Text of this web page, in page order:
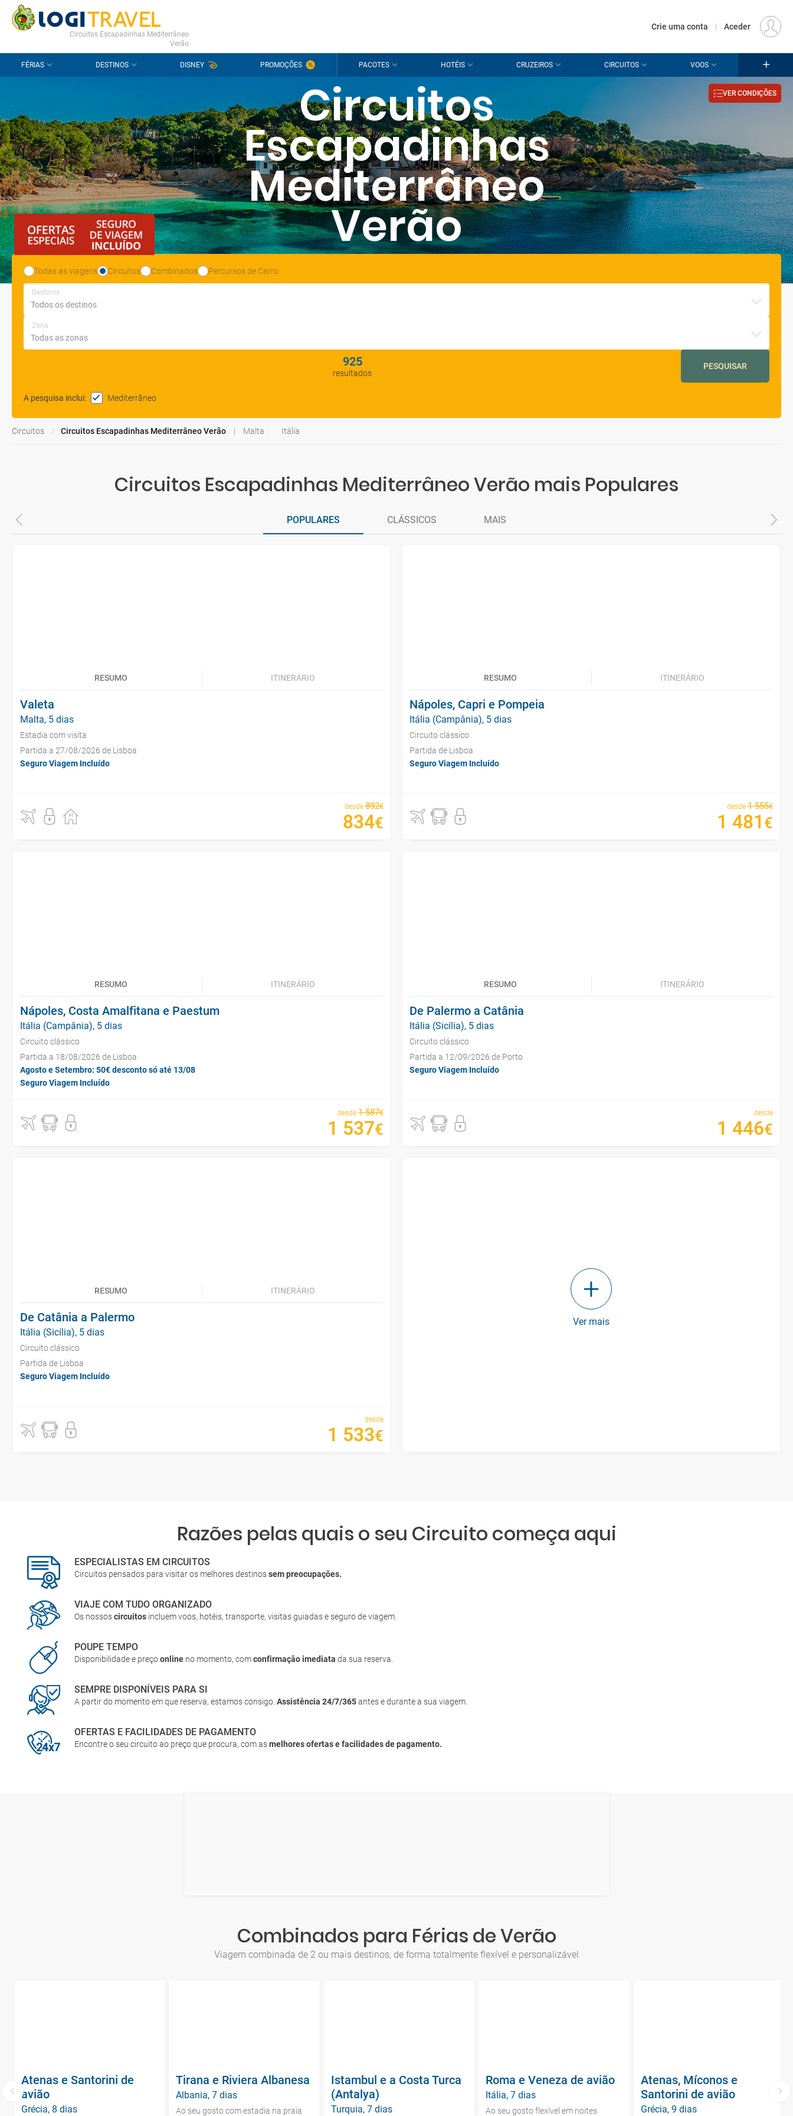
CONTACTO PERGUNTAS FREQUENTES
Circuitos Escapadinhas Mediterrâneo
Verão
Crie uma conta | Aceder
FÉRIAS DESTINOS DISNEY PROMOÇÕES PACOTES HOTÉIS CRUZEIROS CIRCUITOS VOOS
Circuitos
Escapadinhas
Mediterrâneo
Verão
VER CONDIÇÕES
Todas as viagens Circuitos Combinados Percursos de Carro
Destinos
Zona
925
resultados
PESQUISAR
A pesquisa inclui: Mediterrâneo
Circuitos Circuitos Escapadinhas Mediterrâneo Verão Malta Itália
Circuitos Escapadinhas Mediterrâneo Verão mais Populares
POPULARES CLÁSSICOS MAIS
RESUMO ITINERÁRIO
Valeta
Malta, 5 dias
Estadia com visita
Partida a 27/08/2026 de Lisboa
Seguro Viagem Incluído
desde 892€
834€
RESUMO ITINERÁRIO
Nápoles, Capri e Pompeia
Itália (Campânia), 5 dias
Circuito clássico
Partida de Lisboa
Seguro Viagem Incluído
desde 1 555€
1 481 €
RESUMO ITINERÁRIO
Nápoles, Costa Amalfitana e Paestum
Itália (Campânia), 5 dias
Circuito clássico
Partida a 18/08/2026 de Lisboa
Agosto e Setembro: 50€ desconto só até 13/08
Seguro Viagem Incluído
desde 1 587€
1 537€
RESUMO ITINERÁRIO
De Palermo a Catânia
Itália (Sicília), 5 dias
Circuito clássico
Partida a 12/09/2026 de Porto
Seguro Viagem Incluído
desde
1 446€
RESUMO ITINERÁRIO
De Catânia a Palermo
Itália (Sicília), 5 dias
Circuito clássico
Partida de Lisboa
Seguro Viagem Incluído
desde
1 533€
Ver mais
Razões pelas quais o seu Circuito começa aqui
ESPECIALISTAS EM CIRCUITOS
Circuitos pensados para visitar os melhores destinossem preocupações.
VIAJE COM TUDO ORGANIZADO
Os nossoscircuitos incluem voos, hotéis, transporte, visitas guiadas e seguro de viagem.
POUPE TEMPO
Disponibilidade e preçoonline no momento, comconfirmação imediata da sua reserva.
SEMPRE DISPONÍVEIS PARA SI
A partir do momento em que reserva, estamos consigo.Assistência 24/7/365antes e durante a sua viagem.
OFERTAS E FACILIDADES DE PAGAMENTO
Encontre o seu circuito ao preço que procura, com asmelhores ofertas e facilidades de pagamento.
Combinados para Férias de Verão
Viagem combinada de 2 ou mais destinos, de forma totalmente flexível e personalizável
Atenas e Santorini de
avião
Grécia, 8 dias
Tirana e Riviera Albanesa
Albania, 7 dias
Ao seu gosto com estadia na praia
Istambul e a Costa Turca
(Antalya)
Turquia, 7 dias
Roma e Veneza de avião
Itália, 7 dias
Ao seu gosto flexível em noites
Atenas, Míconos e
Santorini de avião
Grécia, 9 dias